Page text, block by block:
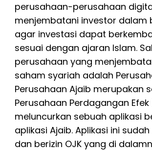
perusahaan-perusahaan
menjembatani investor dalam
agar investasi dapat
sesuai dengan ajaran Islam.
perusahaan yang
saham syariah adalah
Perusahaan Ajaib merupakan
Perusahaan Perdagangan Efek
meluncurkan sebuah aplikasi
aplikasi Ajaib. Aplikasi ini
dan berizin OJK yang di